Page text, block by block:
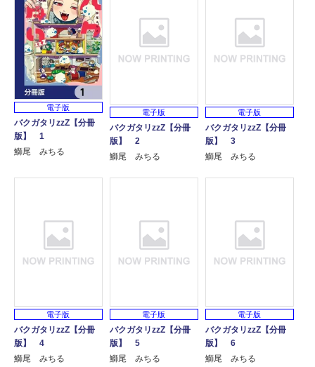
電子版
バクガタリzzZ【分冊
版】 1
鰤尾 みちる
電子版
バクガタリzzZ【分冊
版】 2
鰤尾 みちる
電子版
バクガタリzzZ【分冊
版】 3
鰤尾 みちる
電子版
バクガタリzzZ【分冊
版】 4
鰤尾 みちる
電子版
バクガタリzzZ【分冊
版】 5
鰤尾 みちる
電子版
バクガタリzzZ【分冊
版】 6
鰤尾 みちる